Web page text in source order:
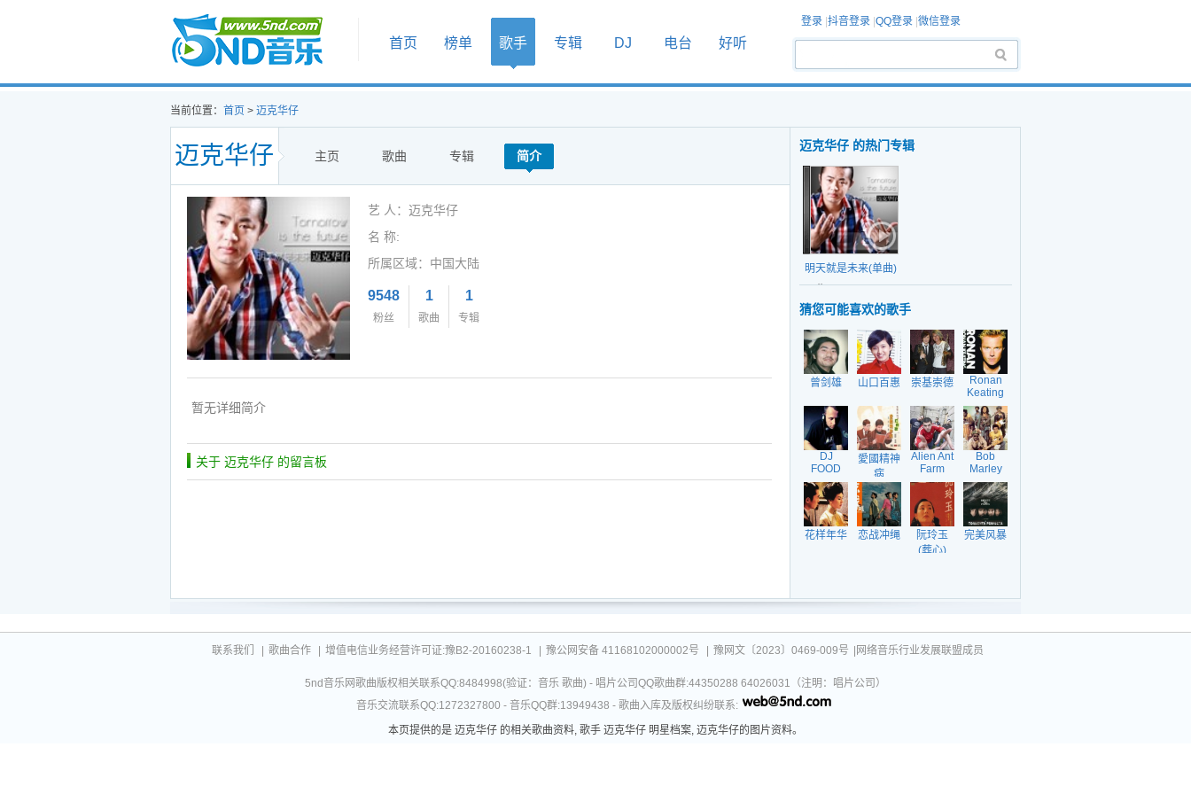
首页
首页 榜单 歌手 专辑 DJ 电台 好听
登录 抖音登录 QQ登录 微信登录
当前位置： 首页 > 迈克华仔
迈克华仔 主页 歌曲 专辑 简介
艺 人：迈克华仔
名 称:
所属区域：中国大陆
9548
粉丝
1
歌曲
1
专辑
暂无详细简介
关于 迈克华仔 的留言板
迈克华仔 的热门专辑
明天就是未来(单曲)
猜您可能喜欢的歌手
曾剑雄 山口百惠 崇基崇德
Ronan
Keating
DJ
FOOD
愛國精神
病
Alien Ant
Farm
Bob
Marley
The
Wailers
花样年华 恋战冲绳
阮玲玉
(葬心)
完美风暴
联系我们 歌曲合作 增值电信业务经营许可证:豫B2-20160238-1 豫公网安备 41168102000002号 豫网文〔2023〕0469-009号 |网络音乐行业发展联盟成员
5nd音乐网歌曲版权相关联系QQ:8484998(验证：音乐 歌曲) - 唱片公司QQ歌曲群:44350288 64026031（注明：唱片公司）
音乐交流联系QQ:1272327800 - 音乐QQ群:13949438 - 歌曲入库及版权纠纷联系:
本页提供的是 迈克华仔 的相关歌曲资料, 歌手 迈克华仔 明星档案, 迈克华仔的图片资料。